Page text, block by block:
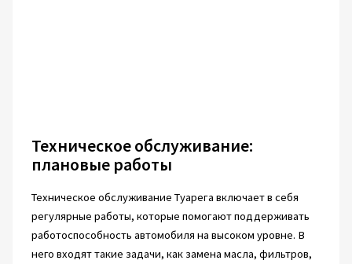
Техническое обслуживание:
плановые работы
Техническое обслуживание Туарега включает в себя
регулярные работы, которые помогают поддерживать
работоспособность автомобиля на высоком уровне. В
него входят такие задачи, как замена масла, фильтров,